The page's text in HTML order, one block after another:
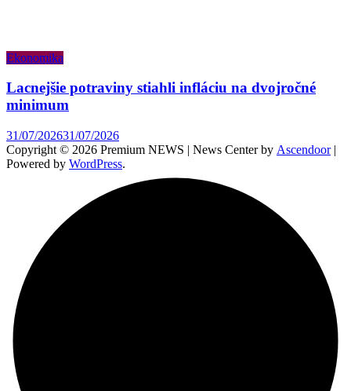
Ekonomika
Lacnejšie potraviny stiahli infláciu na dvojročné
minimum
31/07/202631/07/2026
Copyright © 2026 Premium NEWS | News Center by Ascendoor|
Powered by WordPress.